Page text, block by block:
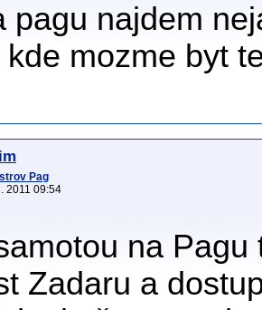
pagu najdem
kde mozme byt
Pag
2011 09:54
na
Zadaru a